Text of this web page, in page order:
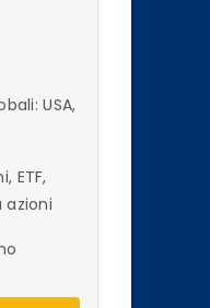
USA,
ETF,
azioni